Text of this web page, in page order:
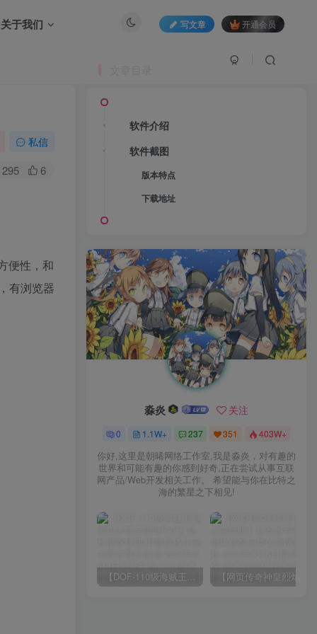
关于我们 写文章 开通会员
私信
295 6
便性，和
有浏览器
软件介绍
软件截图
版本特点
下载地址
淼炎 关注
0 1.1W+ 237 351 403W+
你好,这里是朝晞网络工作室,我是淼炎，对有趣的
世界和可能有趣的你感到好奇,正在尝试从事互联
网产品/Web开发相关工作。 希望能与你在比特之
海的繁星之下相见!
【DOF-110级海贼王超变四大陆全职业PVF】站长推荐经典3D冒险格斗闯关西方魔幻端游-2024年8月8日最新打包Linux服务端源码视频架设教程-等级补丁-配套完整客户端！